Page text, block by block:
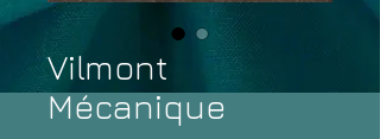
Vilmont
Mécanique